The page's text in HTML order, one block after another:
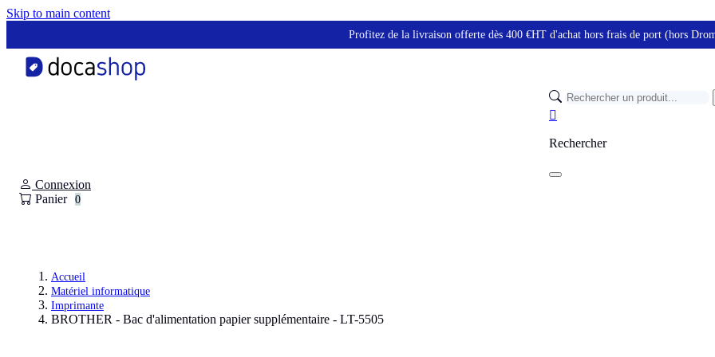
Skip to main content
Profitez de la livraison offerte dès 400 €HT d'achat hors frais de port (hors

Rechercher
Connexion
Panier
0
Accueil
Matériel informatique
Imprimante
BROTHER - Bac d'alimentation papier supplémentaire - LT-5505
Panneau de gestion des cookies